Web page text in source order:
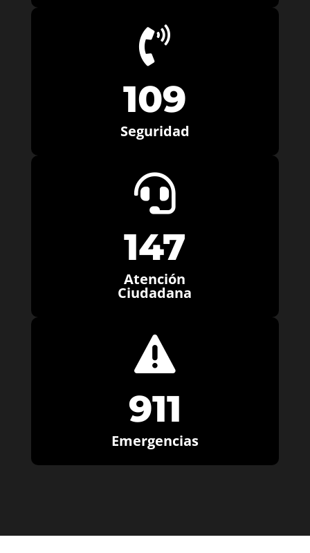

109
Seguridad

147
Atención
Ciudadana

911
Emergencias